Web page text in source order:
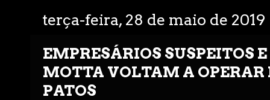
terça-feira, 28 de maio de 2019
EMPRESÁRIOS SUSPEITOS
MOTTA VOLTAM A OPERAR
PATOS